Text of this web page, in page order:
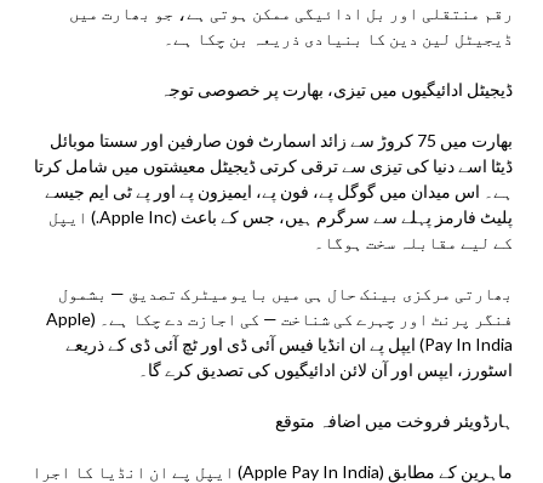
رقم منتقلی اور بل ادائیگی ممکن ہوتی ہے، جو بھارت میں
ڈیجیٹل لین دین کا بنیادی ذریعہ بن چکا ہے۔
ڈیجیٹل ادائیگیوں میں تیزی، بھارت پر خصوصی توجہ
بھارت میں 75 کروڑ سے زائد اسمارٹ فون صارفین اور سستا موبائل
ڈیٹا اسے دنیا کی تیزی سے ترقی کرتی ڈیجیٹل معیشتوں میں شامل کرتا
ہے۔ اس میدان میں گوگل پے، فون پے، ایمیزون پے اور پے ٹی ایم جیسے
پلیٹ فارمز پہلے سے سرگرم ہیں، جس کے باعث (Apple Inc.) ایپل
کے لیے مقابلہ سخت ہوگا۔
بھارتی مرکزی بینک حال ہی میں بایومیٹرک تصدیق — بشمول
فنگر پرنٹ اور چہرے کی شناخت — کی اجازت دے چکا ہے۔ (Apple
Pay In India) ایپل پے ان انڈیا فیس آئی ڈی اور ٹچ آئی ڈی کے ذریعے
اسٹورز، ایپس اور آن لائن ادائیگیوں کی تصدیق کرے گا۔
ہارڈویئر فروخت میں اضافہ متوقع
ماہرین کے مطابق (Apple Pay In India) ایپل پے ان انڈیا کا اجرا